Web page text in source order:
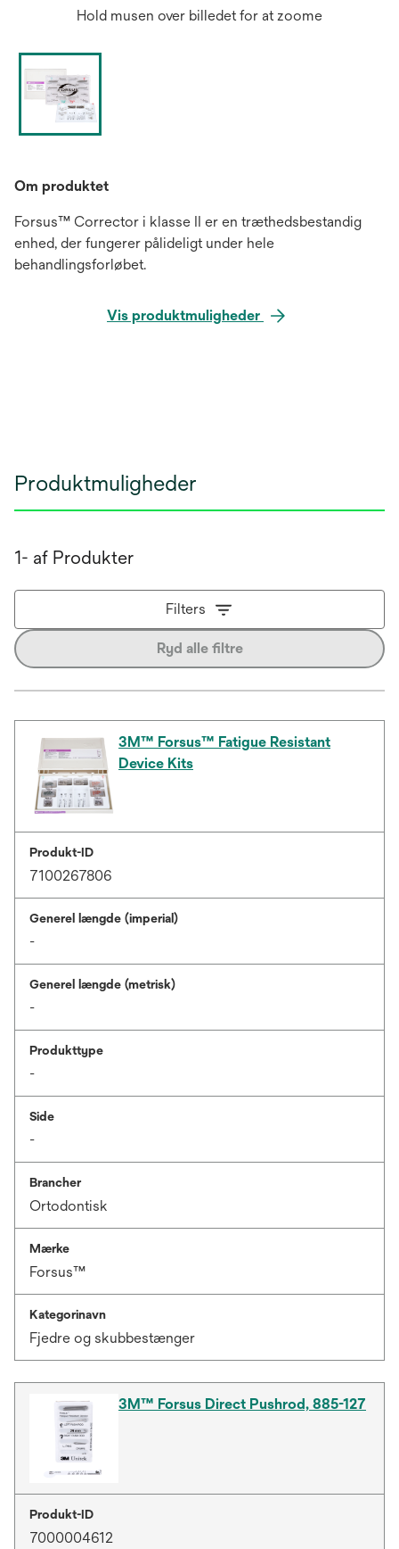
Hold musen over billedet for at zoome
Om produktet
Forsus™ Corrector i klasse II er en træthedsbestandig
enhed, der fungerer pålideligt under hele
behandlingsforløbet.
Vis produktmuligheder
Produktmuligheder
1- af Produkter
Filters
Ryd alle filtre
3M™ Forsus™ Fatigue Resistant
Device Kits
Produkt-ID
7100267806
Generel længde (imperial)
-
Generel længde (metrisk)
-
Produkttype
-
Side
-
Brancher
Ortodontisk
Mærke
Forsus™
Kategorinavn
Fjedre og skubbestænger
3M™ Forsus Direct Pushrod, 885-127
Produkt-ID
7000004612